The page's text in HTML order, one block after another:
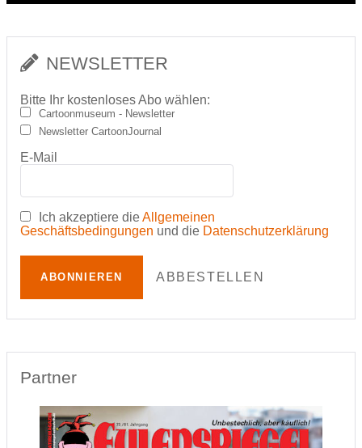
NEWSLETTER
Bitte Ihr kostenloses Abo wählen:
Cartoonmuseum - Newsletter
Newsletter CartoonJournal
E-Mail
Ich akzeptiere dieAllgemeinen
Geschäftsbedingungen und die Datenschutzerklärung
ABONNIEREN ABBESTELLEN
Partner